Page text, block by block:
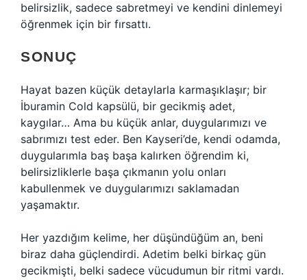
belirsizlik, sadece sabretmeyi ve kendini dinlemeyi
öğrenmek için bir fırsattı.
SONUÇ
Hayat bazen küçük detaylarla karmaşıklaşır; bir
İburamin Cold kapsülü, bir gecikmiş adet,
kaygılar… Ama bu küçük anlar, duygularımızı ve
sabrımızı test eder. Ben Kayseri’de, kendi odamda,
duygularımla baş başa kalırken öğrendim ki,
belirsizliklerle başa çıkmanın yolu onları
kabullenmek ve duygularımızı saklamadan
yaşamaktır.
Her yazdığım kelime, her düşündüğüm an, beni
biraz daha güçlendirdi. Adetim belki birkaç gün
gecikmişti, belki sadece vücudumun bir ritmi vardı.